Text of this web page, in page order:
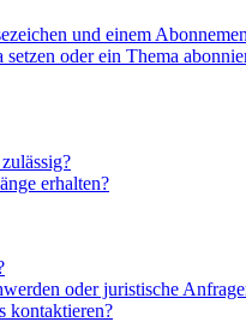
und einem
oder ein Thema
erhalten?
oder juristische
kontaktieren?